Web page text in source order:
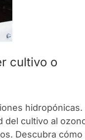
cultivo o
hidropónicas.
del cultivo al
Descubra cómo